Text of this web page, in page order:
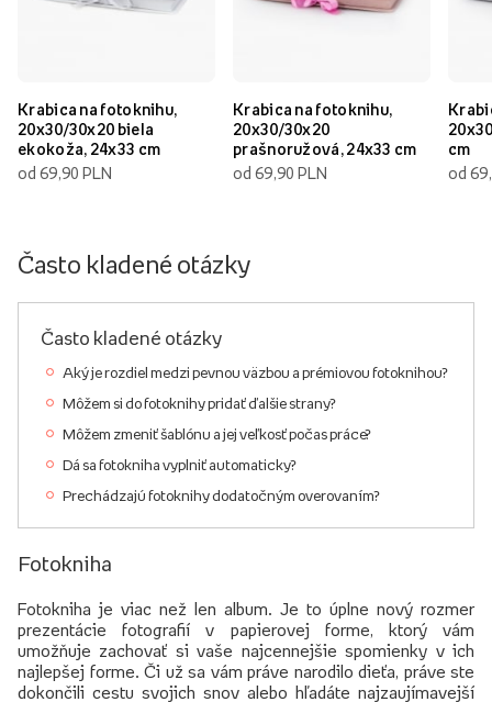
Krabica na fotoknihu,
20x30/30x20 biela
ekokoža, 24x33 cm
od 69,90 PLN
Krabica na fotoknihu,
20x30/30x20
prašnoružová, 24x33 cm
od 69,90 PLN
cm
od
Často kladené otázky
Často kladené otázky
Aký je rozdiel medzi pevnou väzbou a prémiovou fotoknihou?
Môžem si do fotoknihy pridať ďalšie strany?
Môžem zmeniť šablónu a jej veľkosť počas práce?
Dá sa fotokniha vyplniť automaticky?
Prechádzajú fotoknihy dodatočným overovaním?
Fotokniha
Fotokniha je viac než len album. Je to úplne nový rozmer
prezentácie fotografií v papierovej forme, ktorý vám
umožňuje zachovať si vaše najcennejšie spomienky v ich
najlepšej forme. Či už sa vám práve narodilo dieťa, práve ste
dokončili cestu svojich snov alebo hľadáte najzaujímavejší